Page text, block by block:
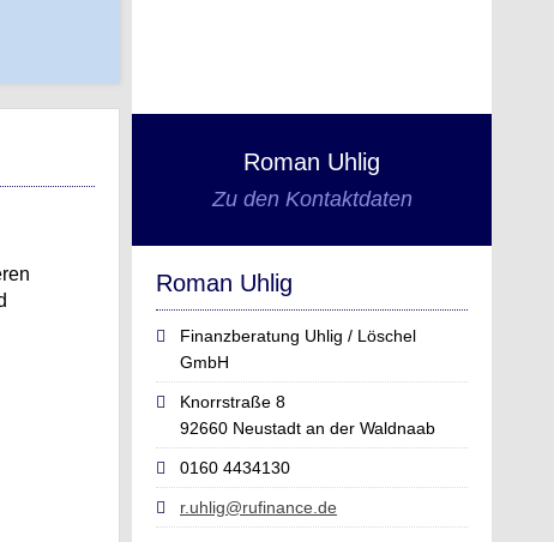
Roman Uhlig
Zu den Kontaktdaten
Roman Uhlig
Finanzberatung Uhlig / Löschel
GmbH
Knorrstraße 8
92660 Neustadt an der Waldnaab
0160 4434130
r.uhlig@rufinance.de